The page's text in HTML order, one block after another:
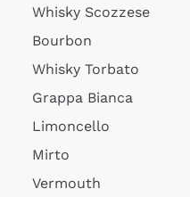
Whisky Scozzese
Bourbon
Whisky Torbato
Grappa Bianca
Limoncello
Mirto
Vermouth